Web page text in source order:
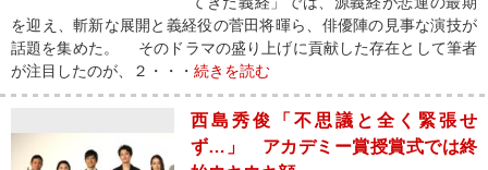
を迎え、斬新な展開と義経役の菅田将暉ら、俳優陣の見事な演技が
話題を集めた。 そのドラマの盛り上げに貢献した存在として筆者
が注目したのが、２・・・ 続きを読む
西島秀俊「不思議と全く緊張せ
ず…」 アカデミー賞授賞式では終